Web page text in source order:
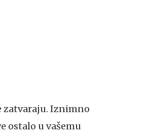
zatvaraju. Iznimno
ostalo u vašemu